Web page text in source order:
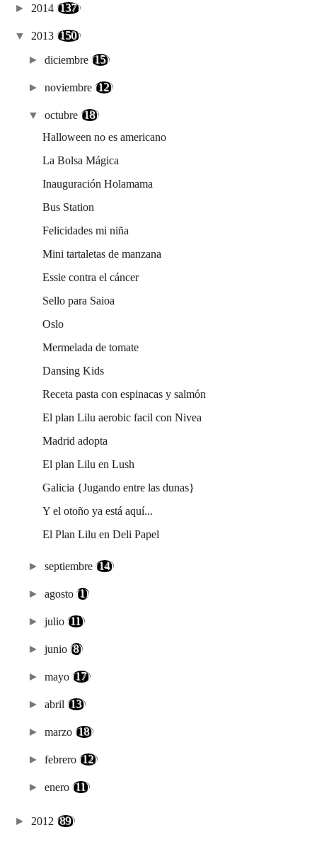
► 2014 (137)
▼ 2013 (150)
►diciembre (15)
►noviembre (12)
▼octubre (18)
Halloween no es americano
La Bolsa Mágica
Inauguración Holamama
Bus Station
Felicidades mi niña
Mini tartaletas de manzana
Essie contra el cáncer
Sello para Saioa
Oslo
Mermelada de tomate
Dansing Kids
Receta pasta con espinacas y salmón
El plan Lilu aerobic facil con Nivea
Madrid adopta
El plan Lilu en Lush
Galicia {Jugando entre las dunas}
Y el otoño ya está aquí...
El Plan Lilu en Deli Papel
►septiembre (14)
►agosto(1)
►julio(11)
►junio(8)
►mayo (17)
►abril (13)
►marzo (18)
►febrero (12)
►enero(11)
► 2012 (89)